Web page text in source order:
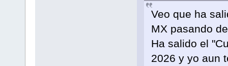
Veo que ha
MX pasando
Ha salido el
2026 y yo aun